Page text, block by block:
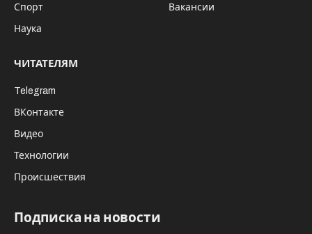
Спорт
Наука
Вакансии
ЧИТАТЕЛЯМ
Telegram
ВКонтакте
Видео
Технологии
Происшествия
Подписка на новости